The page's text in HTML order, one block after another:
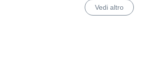
Vedi altro